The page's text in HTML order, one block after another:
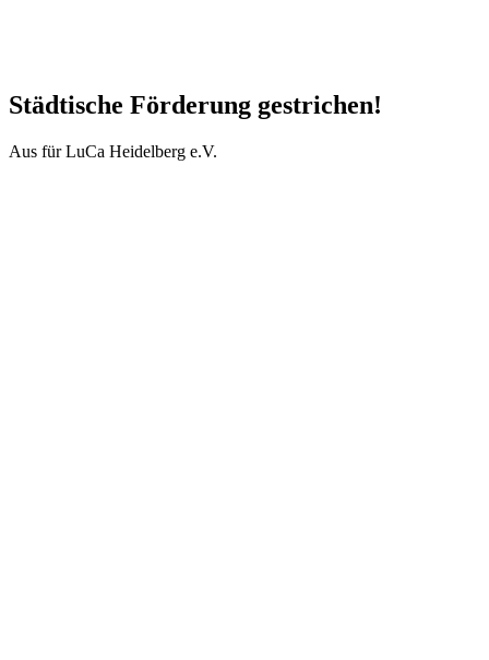
Städtische Förderung gestrichen!
Aus für LuCa Heidelberg e.V.